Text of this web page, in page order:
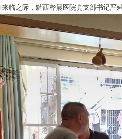
之际，黔西桦晨医院党支部书记严莉